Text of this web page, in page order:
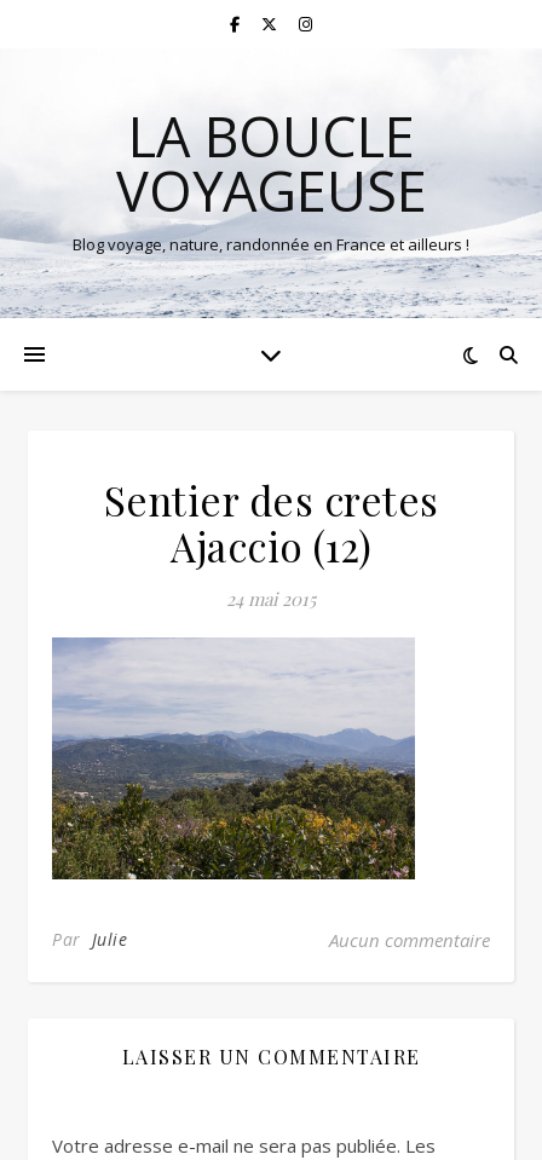
LA BOUCLE
VOYAGEUSE
Blog voyage, nature, randonnée en France et ailleurs !
Sentier des cretes
Ajaccio (12)
24 mai 2015
Par Julie Aucun commentaire
LAISSER UN COMMENTAIRE
Votre adresse e-mail ne sera pas publiée. Les